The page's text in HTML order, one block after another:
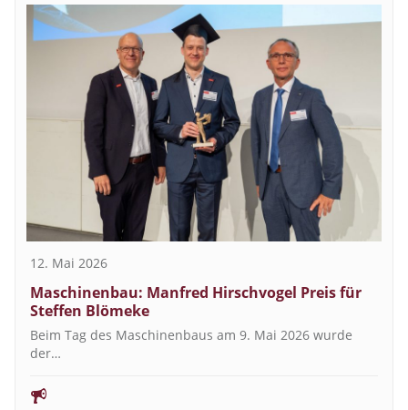
12. Mai 2026
Maschinenbau: Manfred Hirschvogel Preis für
Steffen Blömeke
Beim Tag des Maschinenbaus am 9. Mai 2026 wurde
der…